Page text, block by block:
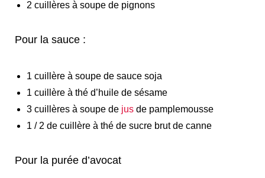
2 cuillères à soupe de pignons
Pour la sauce :
1 cuillère à soupe de sauce soja
1 cuillère à thé d’huile de sésame
3 cuillères à soupe de jus de pamplemousse
1 / 2 de cuillère à thé de sucre brut de canne
Pour la purée d’avocat